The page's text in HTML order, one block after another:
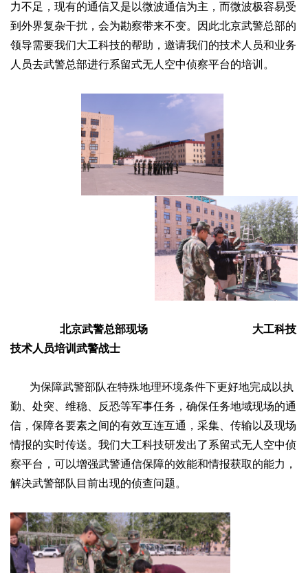
力不足，现有的通信又是以微波通信为主，而微波极容易受
到外界复杂干扰，会为勘察带来不变。因此北京武警总部的
领导需要我们大工科技的帮助，邀请我们的技术人员和业务
人员去武警总部进行系留式无人空中侦察平台的培训。
北京武警总部现场 大工科技
技术人员培训武警战士
为保障武警部队在特殊地理环境条件下更好地完成以执
勤、处突、维稳、反恐等军事任务，确保任务地域现场的通
信，保障各要素之间的有效互连互通，采集、传输以及现场
情报的实时传送。我们大工科技研发出了系留式无人空中侦
察平台，可以增强武警通信保障的效能和情报获取的能力，
解决武警部队目前出现的侦查问题。